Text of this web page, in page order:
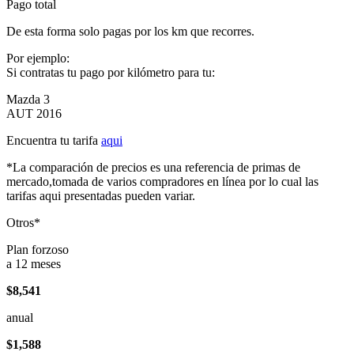
Pago total
De esta forma solo pagas por los km que recorres.
Por ejemplo:
Si contratas tu pago por kilómetro para tu:
Mazda 3
AUT 2016
Encuentra tu tarifa aqui
*La comparación de precios es una referencia de primas de
mercado,tomada de varios compradores en línea por lo cual las
tarifas aqui presentadas pueden variar.
Otros*
Plan forzoso
a 12 meses
$8,541
anual
$1,588